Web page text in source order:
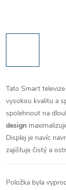
Tato Smart
vysokou kvalitu a
spolehnout na
design
Displej je navíc
zajišťuje čistý a
Položka byla